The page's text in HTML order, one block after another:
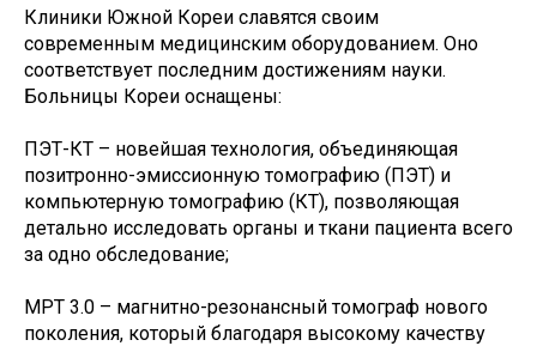
Клиники Южной Кореи славятся своим
современным медицинским оборудованием. Оно
соответствует последним достижениям науки.
Больницы Кореи оснащены:
ПЭТ-КТ – новейшая технология, объединяющая
позитронно-эмиссионную томографию (ПЭТ) и
компьютерную томографию (КТ), позволяющая
детально исследовать органы и ткани пациента всего
за одно обследование;
МРТ 3.0 – магнитно-резонансный томограф нового
поколения, который благодаря высокому качеству